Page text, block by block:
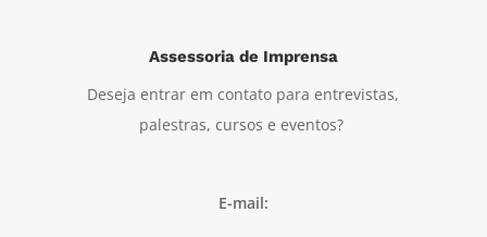
Assessoria de Imprensa
Deseja entrar em contato para entrevistas,
palestras, cursos e eventos?
E-mail: